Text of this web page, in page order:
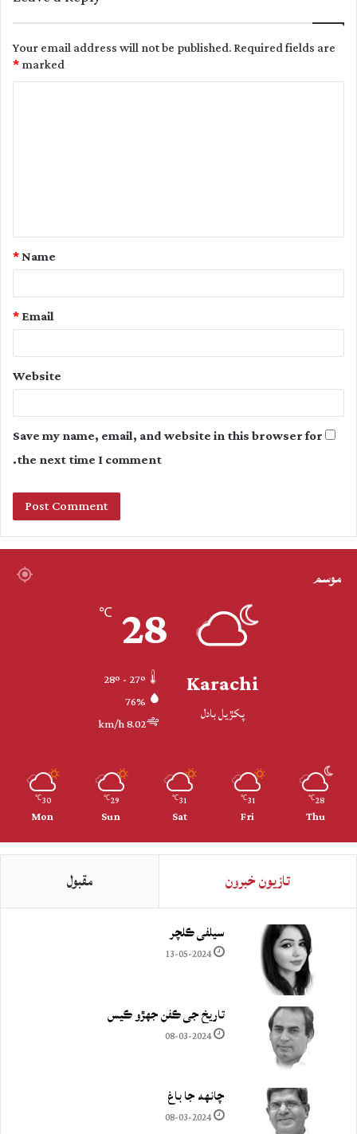
Your email address will not be published.Required fields are
marked
*
t
Name
*
Email
*
Website
Save my name, email, and website in this browser for
the next time I comment.
موسم
Karachi
پکڙيل بادل
28
℃
76%
8.02 km/h
28
℃
Thu
31
℃
Fri
31
℃
Sat
29
℃
Sun
30
℃
Mon
تازيون خبرون مقبول
سيلفي ڪلچر
13-05-2024
تاريخ جي ڪفن جھڙو ڪيس
08-03-2024
چانهه جا باغ
08-03-2024